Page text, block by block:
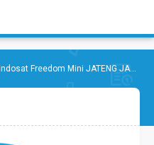
Indosat Freedom Mini JATENG JABAR